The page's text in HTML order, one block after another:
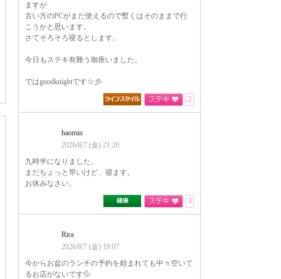
ますが
古い方のPCがまだ使えるので暫くはそのままで行
こうかと思います。
さてそろそろ寝るとします。
今日もステキ有難う御座いました。
ではgoodknightです☆彡
2
haomin
2026/8/7 (金) 21:20
九時半になりました。
まだちょっと早いけど、寝ます。
お休みなさい。
3
Rira
2026/8/7 (金) 19:07
今からお盆のランチの予約を頼まれても中々空いて
るお店がないです💦